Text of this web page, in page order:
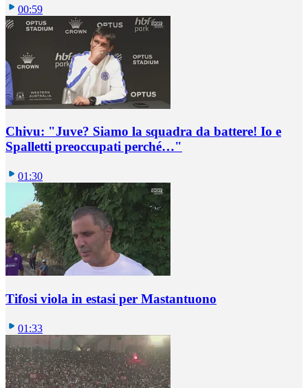
00:59
Chivu: "Juve? Siamo la squadra da battere! Io e
Spalletti preoccupati perché…"
01:30
Tifosi viola in estasi per Mastantuono
01:33